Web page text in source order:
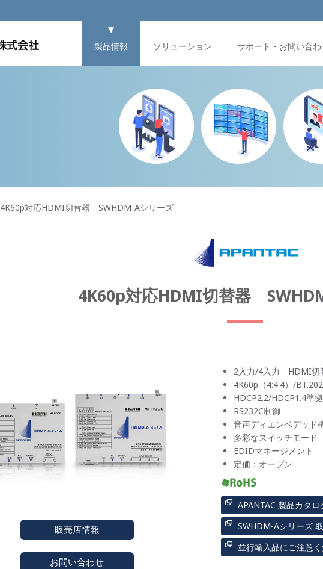
製品情報 ソリューション サポート・お問い合
4K60p対応HDMI切替器 SWHDM-Aシリーズ
4K60p対応HDMI切替器
販売店情報
お問い合わせ
2入力/4入力 HDMI切
4K60p（4:4:4）/
HDCP2.2/HDCP1.4準拠
RS232C制御
音声ディエンベデッド
多彩なスイッチモード
EDIDマネージメント
定価：オープン
APANTAC 製品カタロ
SWHDM-Aシリーズ
並行輸入品にご注意